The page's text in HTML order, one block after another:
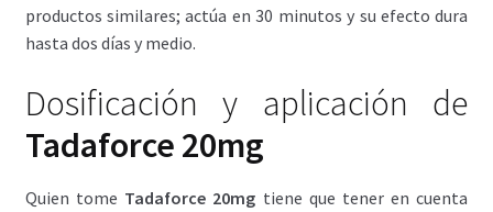
productos similares; actúa en 30 minutos y su efecto dura
hasta dos días y medio.
Dosificación y aplicación de
Tadaforce 20mg
Quien tome Tadaforce 20mg tiene que tener en cuenta